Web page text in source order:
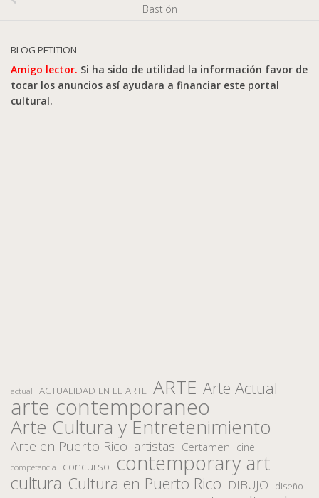
Bastión
BLOG PETITION
Amigo lector. Si ha sido de utilidad la información favor de
tocar los anuncios así ayudara a financiar este portal
cultural.
actual ACTUALIDAD EN EL ARTE ARTE Arte Actual
arte contemporaneo
Arte Cultura y Entretenimiento
Arte en Puerto Rico artistas Certamen cine
competencia concurso contemporary art
cultura Cultura en Puerto Rico DIBUJO diseño